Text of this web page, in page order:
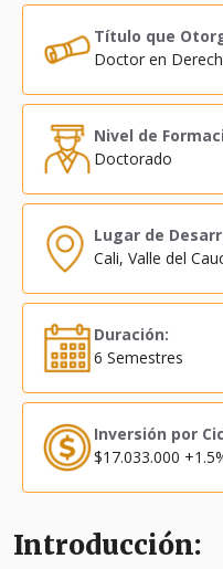
Título que
Doctor en
Nivel de
Doctorado
Lugar de
Cali, Valle del
Duración:
6 Semestres
Inversión por
$17.033.000
Introducción: